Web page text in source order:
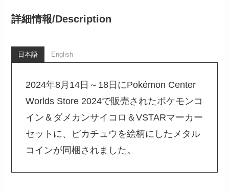
詳細情報/Description
日本語 English
2024年8月14日～18日にPokémon Center
Worlds Store 2024で販売されたポケモンコ
イン＆ダメカンサイコロ＆VSTARマーカー
セットに、ピカチュウを絵柄にしたメタル
コインが同梱されました。